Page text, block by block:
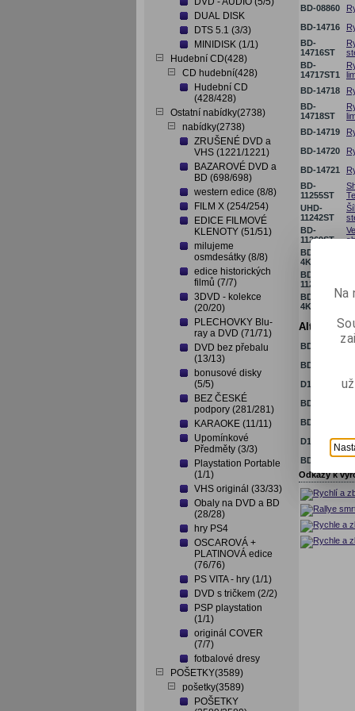
DUAL DISK
DTS 5.1 (3/3)
MINIDISK (1/1)
Hudební CD(428)
CD hudební(428)
Hudební CD
(428/428)
Ostatní nabídky(2738)
nabídky(2738)
ZRUŠENÉ DVD a
VHS (1221/1221)
BAZAROVÉ DVD a
BD (698/698)
western edice (8/8)
FILM X (254/254)
EDICE FILMOVÉ
KLENOTY (51/51)
milujeme
osmdesátky (8/8)
edice historických
filmů (7/7)
3DVD - kolekce
(20/20)
PLECHOVKY Blu-
ray a DVD (71/71)
DVD bez přebalu
(13/13)
bonusové disky
(5/5)
BEZ ČESKÉ
podpory (281/281)
KARAOKE (11/11)
Upomínkové
Předměty (3/3)
Playstation Portable
(1/1)
VHS originál (33/33)
Obaly na DVD a BD
(28/28)
hry PS4
OSCAROVÁ +
PLATINOVÁ edice
(76/76)
PS VITA - hry (1/1)
DVD s tričkem (2/2)
PSP playstation
(1/1)
originál COVER
(7/7)
fotbalové dresy
POŠETKY(3589)
pošetky(3589)
POŠETKY
BD-08860
BD-14716
BD-
14716ST
BD-
14717ST1
BD-14718
BD-
14718ST
BD-14719
BD-14720
BD-14721
BD-
11255ST
UHD-
11242ST
BD-
11269ST
BD-11269-
4KST
BD-
11291ST
BD-11291-
4KST
BD-14715
BD-14716
D14717
BD-14718
BD-14719
D14719
BD-05030
Odkazy k
Na